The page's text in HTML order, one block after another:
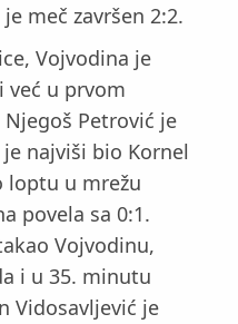
meč završen 2:2.
Vojvodina je
već u prvom
Petrović je
najviši bio Kornel
loptu u mrežu
povela sa 0:1.
Vojvodinu,
i u 35. minutu
Vidosavljević je